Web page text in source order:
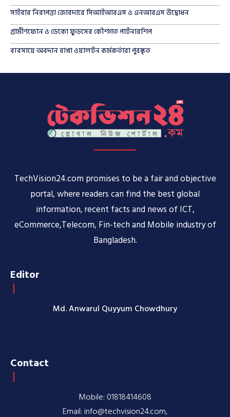
সাইবার নিরাপত্তা জোরদারে সিআইআরএস ও এনআরএস উদ্বোধন
গ্রামীণফোন ও ডেকো ফুডসের কৌশগত পার্টনারশিপ
ব্যবসায়ে অবদান রাখা ওয়ালটন কর্মকর্তারা পুরস্কৃত
TechVision24.com promises to be a fair and objective
portal, where readers can find the best global
information, recent facts and news of ICT,
eCommerce,Telecom, Fin-tech and Mobile industry of
Bangladesh.
Editor
Md. Anwarul Quyyum Chowdhury
Contact
Mobile: 01818414608
Email: info@techvision24.com,